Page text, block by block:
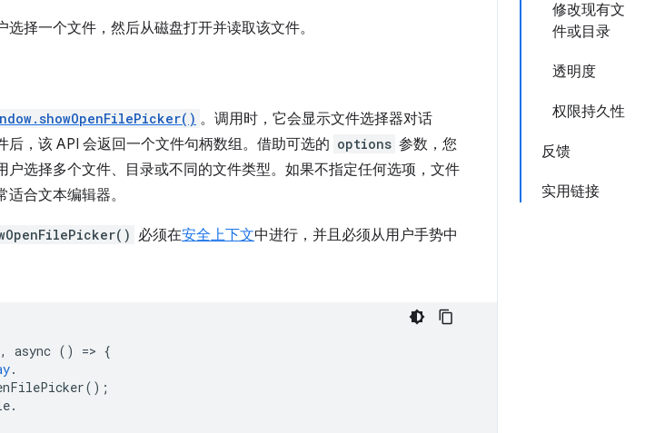
修改现有文
件或目录
透明度
权限持久性
反馈
实用链接
择一个文件，然后从磁盘打开并读取该文件。
。调用时，它会显示文件选择器对话
，该 API 会返回一个文件句柄数组。借助可选的 options 参数，您
选择多个文件、目录或不同的文件类型。如果不指定任何选项，文件
合文本编辑器。
必须在安全上下文中进行，并且必须从用户手势中
, async () => {
.
();
.